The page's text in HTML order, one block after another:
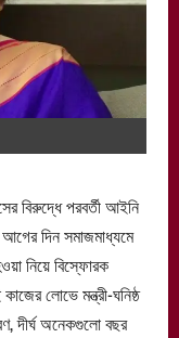
বিরুদ্ধে পরবর্তী আইনি
দিন সমাজমাধ্যমে
নিয়ে বিস্ফোরক
লোভে মন্ত্রী-ঘনিষ্ঠ
দীর্ঘ অনেকগুলো বছর